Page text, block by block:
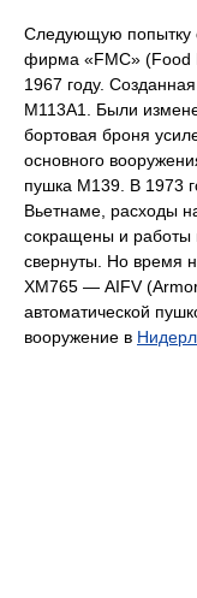
Следующую попытку
фирма «FMC» (Food
1967 году.
М113А1. Были
бортовая броня
основного
пушка М139. В 1973
Вьетнаме, расходы
сокращены и работы
свернуты. Но время
ХМ765 — AIFV
автоматической
вооружение в